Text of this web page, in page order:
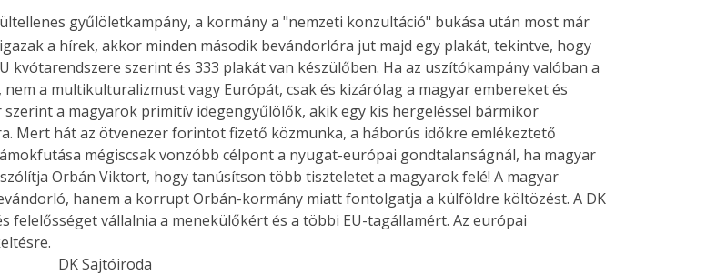
gyűlöletkampány, a kormány a "nemzeti konzultáció" bukása után most már
a hírek, akkor minden második bevándorlóra jut majd egy plakát, tekintve, hogy
kvótarendszere szerint és 333 plakát van készülőben. Ha az uszítókampány valóban a
a multikulturalizmust vagy Európát, csak és kizárólag a magyar embereket és
a magyarok primitív idegengyűlölők, akik egy kis hergeléssel bármikor
Mert hát az ötvenezer forintot fizető közmunka, a háborús időkre emlékeztető
mégiscsak vonzóbb célpont a nyugat-európai gondtalanságnál, ha magyar
Orbán Viktort, hogy tanúsítson több tiszteletet a magyarok felé! A magyar
hanem a korrupt Orbán-kormány miatt fontolgatja a külföldre költözést. A DK
vállalnia a menekülőkért és a többi EU-tagállamért. Az európai
DK Sajtóiroda